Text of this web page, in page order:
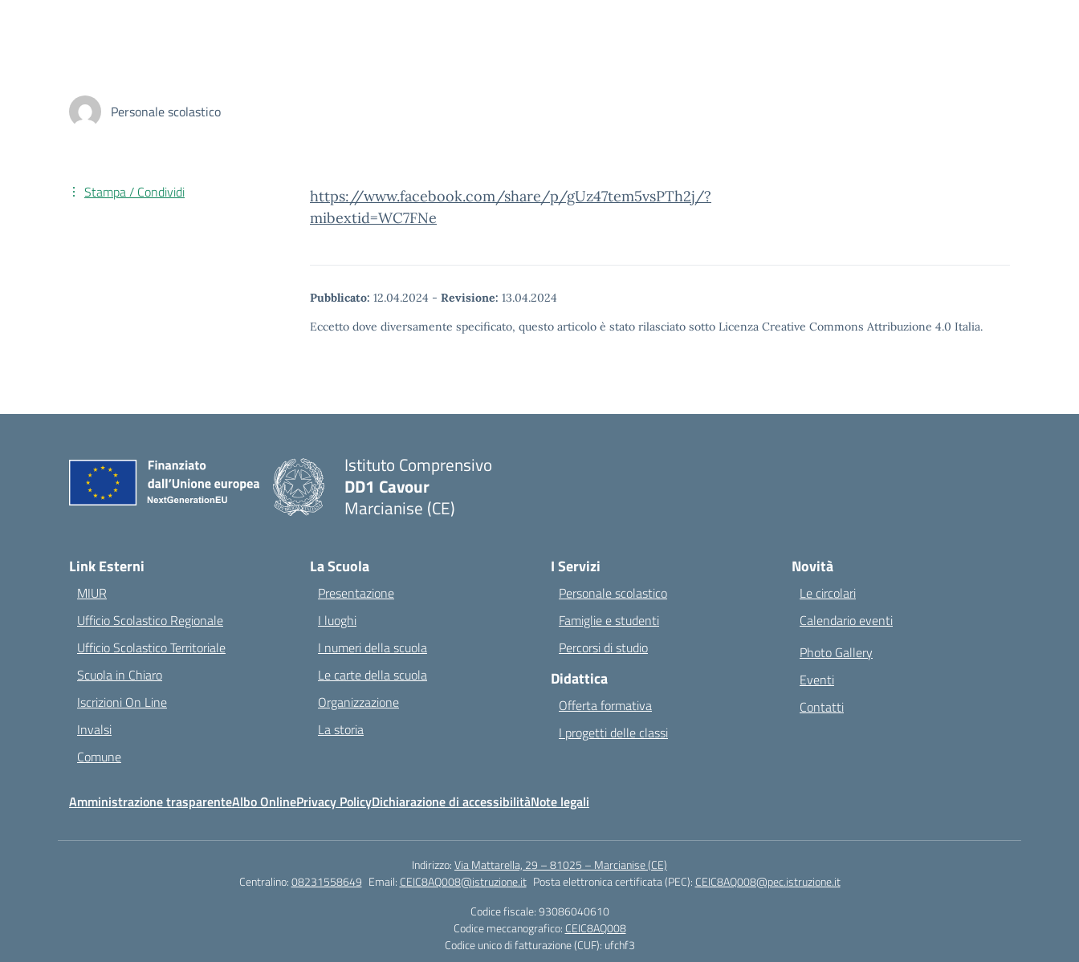
Personale scolastico
https://www.facebook.com/share/p/gUz47tem5vsPTh2j/?
mibextid=WC7FNe
Pubblicato: 12.04.2024 - Revisione: 13.04.2024
Eccetto dove diversamente specificato, questo articolo è stato rilasciato sotto Licenza Creative Commons Attribuzione 4.0 Italia.
Stampa / Condividi
Istituto Comprensivo
DD1 Cavour
Marcianise (CE)
Link Esterni
MIUR
Ufficio Scolastico Regionale
Ufficio Scolastico Territoriale
Scuola in Chiaro
Iscrizioni On Line
Invalsi
Comune
La Scuola
Presentazione
I luoghi
I numeri della scuola
Le carte della scuola
Organizzazione
La storia
I Servizi
Personale scolastico
Famiglie e studenti
Percorsi di studio
Didattica
Offerta formativa
I progetti delle classi
Novità
Le circolari
Calendario eventi
Photo Gallery
Eventi
Contatti
Amministrazione trasparenteAlbo OnlinePrivacy PolicyDichiarazione di accessibilitàNote legali
Indirizzo:Via Mattarella, 29 – 81025 – Marcianise (CE)
Centralino:08231558649 Email: CEIC8AQ008@istruzione.it Posta elettronica certificata (PEC): CEIC8AQ008@pec.istruzione.it
Codice fiscale: 93086040610
Codice meccanografico: CEIC8AQ008
Codice unico di fatturazione (CUF): ufchf3